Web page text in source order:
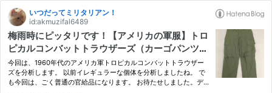
いつだってミリタリアン！
id:akmuzifal6489
梅雨時にピッタリです！【アメリカの軍服】トロ
ピカルコンバットトラウザーズ（カーゴパンツ・
3rd・OG・デッドストック）とは？ 0997 🇺🇸
ミリタリー US TROPICAL COMBAT TROUSER
S（OG・3RD）DEADSOCK
今回は、1960年代のアメリカ軍トロピカルコンバットトラウザー
ズを分析します。 以前イレギュラーな個体を分析しましたね。 で
も今回は、ごく普通の官給品になります。 お待たせしました。デ